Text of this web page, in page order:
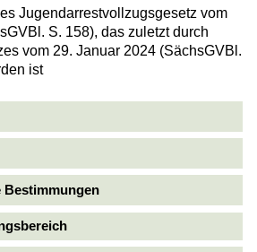
Jugendarrestvollzugsgesetz vom
S. 158), das zuletzt durch
vom 29. Januar 2024 (SächsGVBl.
ist
Bestimmungen